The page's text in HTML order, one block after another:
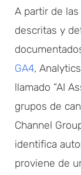
A partir de
descritas y
GA4,
llamado “AI
grupos de
Channel
identifica
proviene de